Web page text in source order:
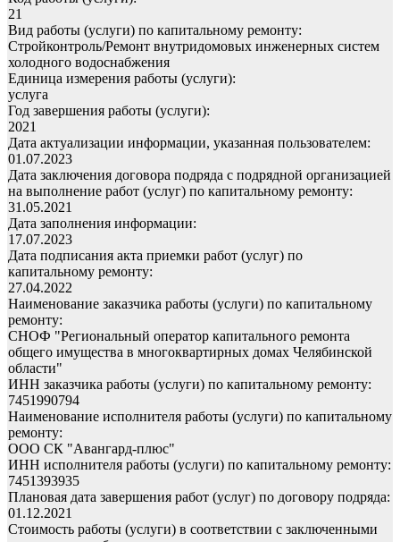
21
Вид работы (услуги) по капитальному ремонту:
Стройконтроль/Ремонт внутридомовых инженерных систем
холодного водоснабжения
Единица измерения работы (услуги):
услуга
Год завершения работы (услуги):
2021
Дата актуализации информации, указанная пользователем:
01.07.2023
Дата заключения договора подряда с подрядной организацией
на выполнение работ (услуг) по капитальному ремонту:
31.05.2021
Дата заполнения информации:
17.07.2023
Дата подписания акта приемки работ (услуг) по
капитальному ремонту:
27.04.2022
Наименование заказчика работы (услуги) по капитальному
ремонту:
СНОФ "Региональный оператор капитального ремонта
общего имущества в многоквартирных домах Челябинской
области"
ИНН заказчика работы (услуги) по капитальному ремонту:
7451990794
Наименование исполнителя работы (услуги) по капитальному
ремонту:
ООО СК "Авангард-плюс"
ИНН исполнителя работы (услуги) по капитальному ремонту:
7451393935
Плановая дата завершения работ (услуг) по договору подряда:
01.12.2021
Стоимость работы (услуги) в соответствии с заключенными